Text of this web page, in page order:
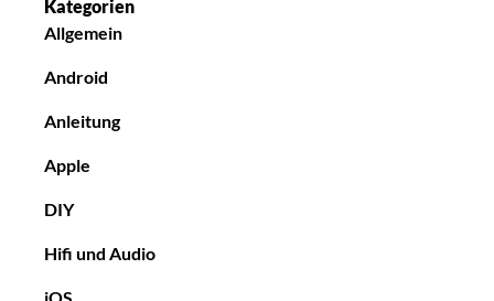
Kategorien
Allgemein
Android
Anleitung
Apple
DIY
Hifi und Audio